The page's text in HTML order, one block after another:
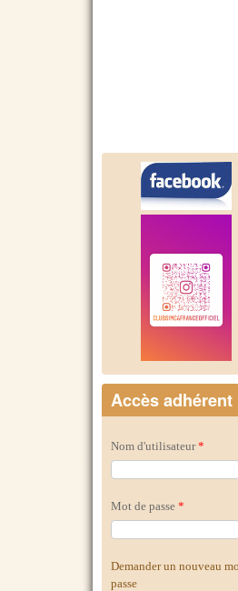
Accès adhérent
Nom d'utilisateur*
Mot de passe *
Demander un nouveau
passe